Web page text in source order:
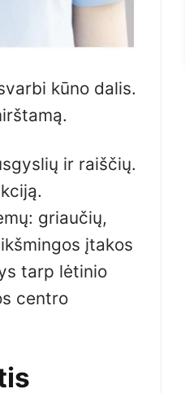
kūno dalis.
ir raiščių.
griaučių,
įtakos
tarp lėtinio
centro